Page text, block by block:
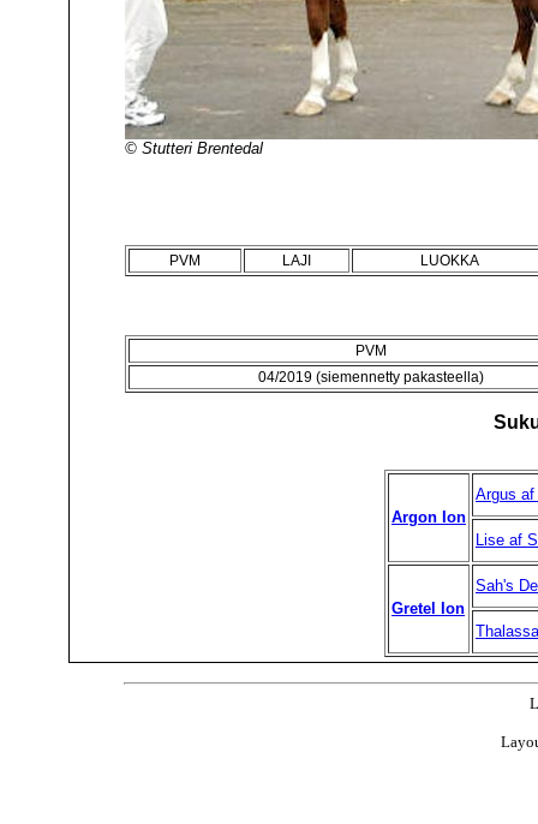
© Stutteri Brentedal
PVM LAJI LUOKKA
PVM
04/2019 (siemennetty pakasteella)
Argon Ion
Argus af
Lise af
Gretel Ion
Sah's